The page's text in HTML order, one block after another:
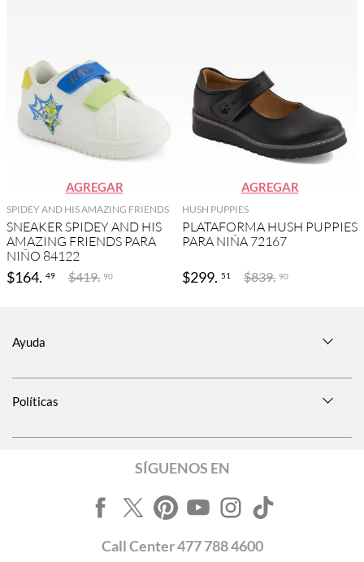
AGREGAR
SPIDEY AND HIS AMAZING FRIENDS
SNEAKER SPIDEY AND HIS
AMAZING FRIENDS PARA
NIÑO 84122
$164. 49 $419. 90
AGREGAR
HUSH PUPPIES
PLATAFORMA HUSH PUPPIES
PARA NIÑA 72167
$299. 51 $839. 90
Ayuda
Políticas
SÍGUENOS EN
CallCenter477 788 4600